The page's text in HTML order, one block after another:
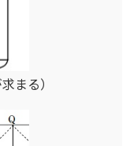
まる）